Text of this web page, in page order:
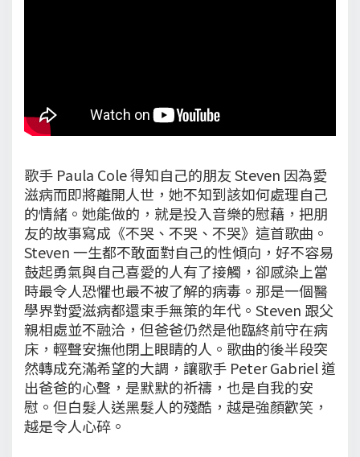
歌手 Paula Cole 得知自己的朋友 Steven 因為愛
滋病而即將離開人世，她不知到該如何處理自己
的情緒。她能做的，就是投入音樂的慰藉，把朋
友的故事寫成《不哭、不哭、不哭》這首歌曲。
Steven 一生都不敢面對自己的性傾向，好不容易
鼓起勇氣與自己喜愛的人有了接觸，卻感染上當
時最令人恐懼也最不被了解的病毒。那是一個醫
學界對愛滋病都還束手無策的年代。Steven 跟父
親相處並不融洽，但爸爸仍然是他臨終前守在病
床，輕聲安撫他閉上眼睛的人。歌曲的後半段突
然轉成充滿希望的大調，讓歌手 Peter Gabriel 道
出爸爸的心聲，是默默的祈禱，也是自我的安
慰。但白髮人送黑髮人的殘酷，越是強顏歡笑，
越是令人心碎。